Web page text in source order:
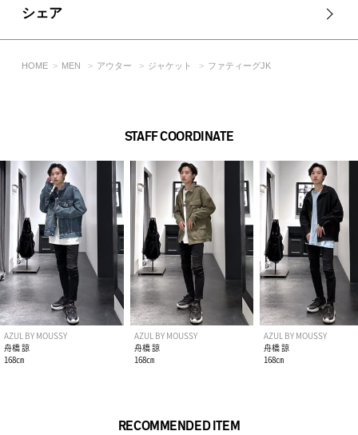
異なる場合があります。
り、実物と色味が異なる場合がございます。
※着用、お取り扱いの際は、アテンションタグをご確認くださ
シェア
HOME MEN アウター ジャケット ファティーグJK
STAFF COORDINATE
AZUL BY MOUSSY
舟橋 諒
168㎝
AZUL BY MOUSSY
舟橋 諒
168㎝
AZUL BY MOUSSY
舟橋 諒
168㎝
RECOMMENDED ITEM